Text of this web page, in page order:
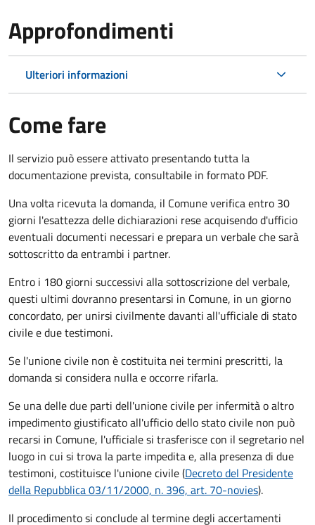
Approfondimenti
Ulteriori informazioni
Come fare
Il servizio può essere attivato presentando tutta la
documentazione prevista, consultabile in formato PDF.
Una volta ricevuta la domanda, il Comune verifica entro 30
giorni l'esattezza delle dichiarazioni rese acquisendo d'ufficio
eventuali documenti necessari e prepara un verbale che sarà
sottoscritto da entrambi i partner.
Entro i 180 giorni successivi alla sottoscrizione del verbale,
questi ultimi dovranno presentarsi in Comune, in un giorno
concordato, per unirsi civilmentedavanti all'ufficiale di stato
civilee due testimoni.
Se l'unione civile non è costituita nei termini prescritti, la
domanda si considera nulla e occorre rifarla.
Se una delle due parti dell'unione civile per infermità o altro
impedimento giustificato all'ufficio dello stato civile non può
recarsi in Comune, l'ufficiale si trasferisce con il segretario nel
luogo in cui si trova la parte impedita e, alla presenza di due
testimoni, costituisce l'unione civile (Decreto del Presidente
della Repubblica 03/11/2000, n. 396, art. 70-novies).
Il procedimento si conclude al termine degli accertamenti